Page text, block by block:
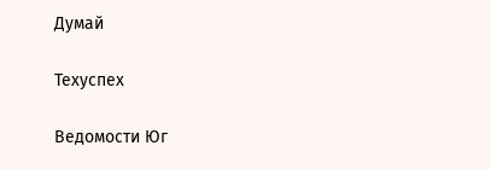
Думай
Техуспех
Ведомости Юг